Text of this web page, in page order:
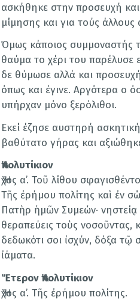
ασκήθηκε στην προσευχή
μίμησης και για τούς
Όμως κάποιος συμμοναστής
θαύμα το χέρι του παρέλυσε
δε θύμωσε αλλά και
όπως και έγινε. Αργότερα ο
υπήρχαν μόνο ξερόλιθοι.
Εκεί έζησε αυστηρή
βαθύτατο γήρας και
Ἀπολυτίκιον
Ἦχος α’. Τοῦ λίθου
Τῆς ἐρήμου πολίτης καὶ ἐν
Πατὴρ ἡμῶν Συμεών·
θεραπεύεις τοὺς νοσοῦντας,
δεδωκότι σοι ἰσχύν, δόξα τῷ
ἰάματα.
Ἕτερον Ἀπολυτίκιον
Ἦχος α’. Τῆς ἐρήμου πολίτης.